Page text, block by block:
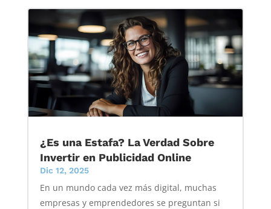
¿Es una Estafa? La Verdad Sobre
Invertir en Publicidad Online
Dic 12, 2025
En un mundo cada vez más digital, muchas
empresas y emprendedores se preguntan si